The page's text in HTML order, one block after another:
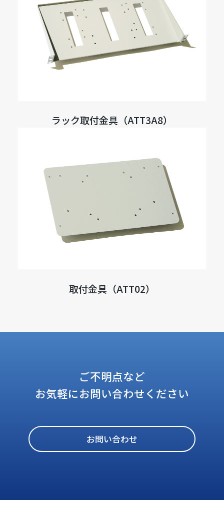
ラック取付金具（ATT3A8）
取付金具（ATT02）
ご不明点など
お気軽にお問い合わせください
お問い合わせ